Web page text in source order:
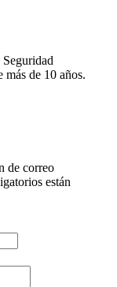
de 10 años.
de correo
están